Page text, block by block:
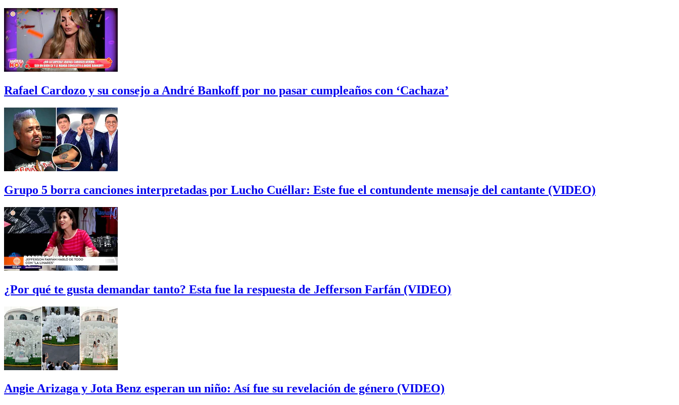
Rafael Cardozo y su consejo a André Bankoff por no pasar cumpleaños con ‘Cachaza’
Grupo 5 borra canciones interpretadas por Lucho Cuéllar: Este fue el contundente mensaje del cantante (VIDEO)
¿Por qué te gusta demandar tanto? Esta fue la respuesta de Jefferson Farfán (VIDEO)
Angie Arizaga y Jota Benz esperan un niño: Así fue su revelación de género (VIDEO)